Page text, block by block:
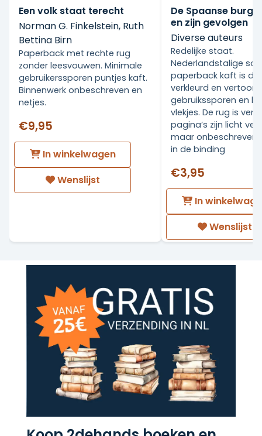
Een volk staat terecht
Norman G. Finkelstein, Ruth
Bettina Birn
Paperback met rechte rug
zonder leesvouwen. Minimale
gebruikerssporen puntjes kaft.
Binnenwerk onbeschreven en
netjes.
€9,95
In winkelwagen
Wenslijst
De Spaanse
en zijn gevolgen
Diverse auteurs
Redelijke staat.
Nederlandstalige
paperback kaft is
verkleurd en vertoont
gebruikssporen en
vlekjes. De rug is
pagina’s zijn licht
maar onbeschreven
in de binding
€3,95
In
Wenslijst